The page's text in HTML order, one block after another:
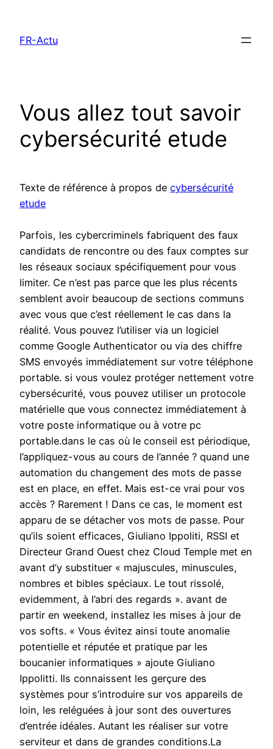
contenu
FR-Actu
Vous allez tout savoir
cybersécurité etude
Texte de référence à propos de cybersécurité
etude
Parfois, les cybercriminels fabriquent des faux
candidats de rencontre ou des faux comptes sur
les réseaux sociaux spécifiquement pour vous
limiter. Ce n’est pas parce que les plus récents
semblent avoir beaucoup de sections communs
avec vous que c’est réellement le cas dans la
réalité. Vous pouvez l’utiliser via un logiciel
comme Google Authenticator ou via des chiffre
SMS envoyés immédiatement sur votre téléphone
portable. si vous voulez protéger nettement votre
cybersécurité, vous pouvez utiliser un protocole
matérielle que vous connectez immédiatement à
votre poste informatique ou à votre pc
portable.dans le cas où le conseil est périodique,
l’appliquez-vous au cours de l’année ? quand une
automation du changement des mots de passe
est en place, en effet. Mais est-ce vrai pour vos
accès ? Rarement ! Dans ce cas, le moment est
apparu de se détacher vos mots de passe. Pour
qu’ils soient efficaces, Giuliano Ippoliti, RSSI et
Directeur Grand Ouest chez Cloud Temple met en
avant d’y substituer « majuscules, minuscules,
nombres et bibles spéciaux. Le tout rissolé,
evidemment, à l’abri des regards ». avant de
partir en weekend, installez les mises à jour de
vos softs. « Vous évitez ainsi toute anomalie
potentielle et réputée et pratique par les
boucanier informatiques » ajoute Giuliano
Ippolitti. Ils connaissent les gerçure des
systèmes pour s’introduire sur vos appareils de
loin, les reléguées à jour sont des ouvertures
d’entrée idéales. Autant les réaliser sur votre
serviteur et dans de grandes conditions.La